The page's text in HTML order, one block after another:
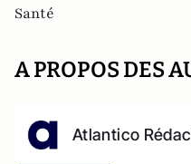
Santé
A PROPOS DES
Atlantico